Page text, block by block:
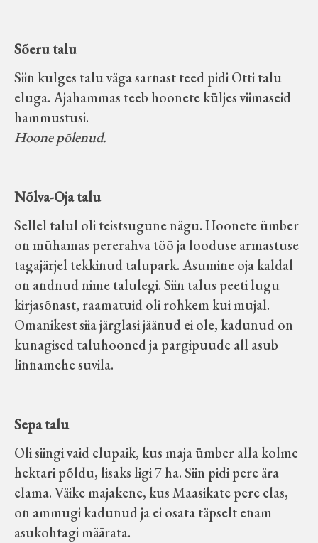
Sõeru talu
Siin kulges talu väga sarnast teed pidi Otti talu
eluga. Ajahammas teeb hoonete küljes viimaseid
hammustusi.
Hoone põlenud.
Nõlva-Oja talu
Sellel talul oli teistsugune nägu. Hoonete ümber
on mühamas pererahva töö ja looduse armastuse
tagajärjel tekkinud talupark. Asumine oja kaldal
on andnud nime talulegi. Siin talus peeti lugu
kirjasõnast, raamatuid oli rohkem kui mujal.
Omanikest siia järglasi jäänud ei ole, kadunud on
kunagised taluhooned ja pargipuude all asub
linnamehe suvila.
Sepa talu
Oli siingi vaid elupaik, kus maja ümber alla kolme
hektari põldu, lisaks ligi 7 ha. Siin pidi pere ära
elama. Väike majakene, kus Maasikate pere elas,
on ammugi kadunud ja ei osata täpselt enam
asukohtagi määrata.